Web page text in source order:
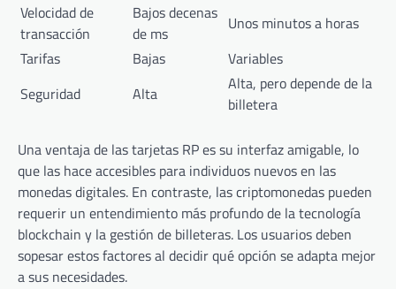
Velocidad de
transacción
Bajos decenas
de ms
Unos minutos a horas
Tarifas
Bajas
Variables
Seguridad
Alta
Alta, pero depende de la
billetera
Una ventaja de las tarjetas RP es su interfaz amigable, lo
que las hace accesibles para individuos nuevos en las
monedas digitales. En contraste, las criptomonedas pueden
requerir un entendimiento más profundo de la tecnología
blockchain y la gestión de billeteras. Los usuarios deben
sopesar estos factores al decidir qué opción se adapta mejor
a sus necesidades.